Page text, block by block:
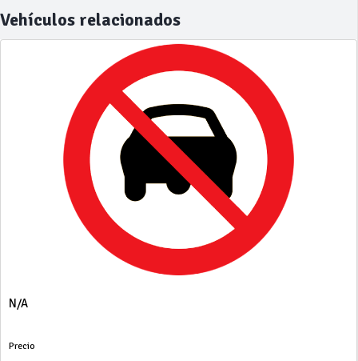
Vehículos relacionados
N/A
Precio